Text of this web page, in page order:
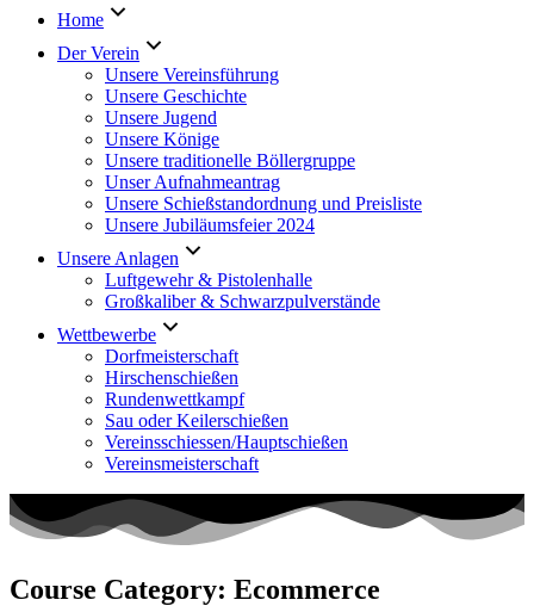
Home
Der Verein
Unsere Vereinsführung
Unsere Geschichte
Unsere Jugend
Unsere Könige
Unsere traditionelle Böllergruppe
Unser Aufnahmeantrag
Unsere Schießstandordnung und Preisliste
Unsere Jubiläumsfeier 2024
Unsere Anlagen
Luftgewehr & Pistolenhalle
Großkaliber & Schwarzpulverstände
Wettbewerbe
Dorfmeisterschaft
Hirschenschießen
Rundenwettkampf
Sau oder Keilerschießen
Vereinsschiessen/Hauptschießen
Vereinsmeisterschaft
Course Category: Ecommerce